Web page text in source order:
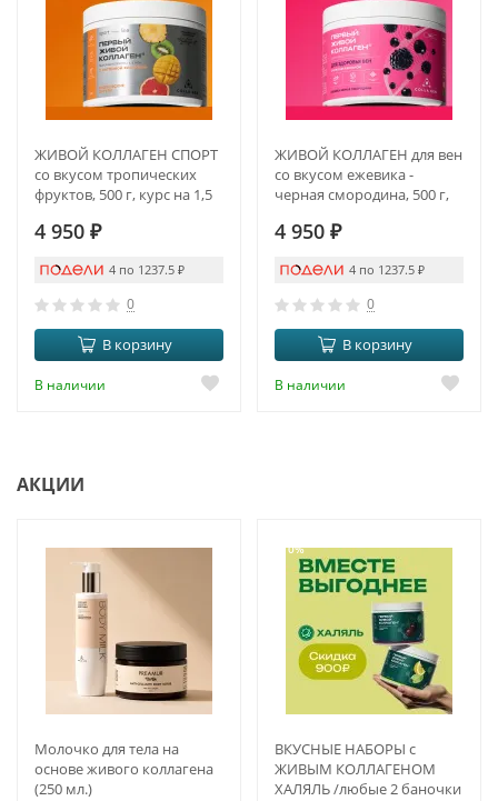
ЖИВОЙ КОЛЛАГЕН СПОРТ
со вкусом тропических
фруктов, 500 г, курс на 1,5
4 950 ₽
4 по 1237.5 ₽
0
В корзину
В наличии
ЖИВОЙ КОЛЛАГЕН для вен
со вкусом ежевика -
черная смородина, 500 г,
4 950 ₽
4 по 1237.5 ₽
0
В корзину
В наличии
АКЦИИ
Молочко для тела на
основе живого коллагена
(250 мл.)
-10%
ВКУСНЫЕ НАБОРЫ с
ЖИВЫМ КОЛЛАГЕНОМ
ХАЛЯЛЬ /любые 2 баночки